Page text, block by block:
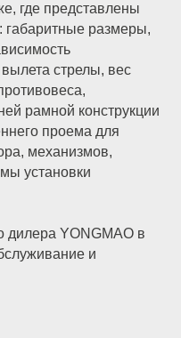
где представлены
габаритные размеры,
стрелы, вес
рамной конструкции
проема для
механизмов,
установки
дилера YONGMAO в
и